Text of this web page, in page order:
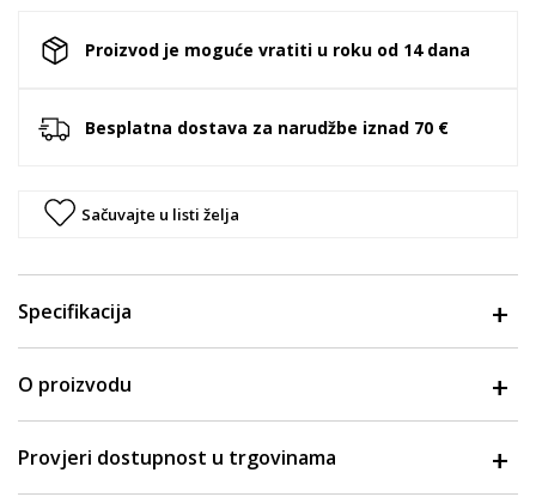
Proizvod je moguće vratiti u roku od 14 dana
Besplatna dostava za narudžbe iznad 70 €
Sačuvajte u listi želja
Specifikacija
O proizvodu
Provjeri dostupnost u trgovinama